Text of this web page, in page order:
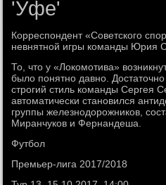
'Уфе'
Корреспондент «Советского
невнятной игры команды Юрия
То, что у «Локомотива»
было понятно давно.
строгий стиль команды Сергея
автоматически становился
группы железнодорожников,
Миранчуков и Фернандеша.
Футбол
Премьер-лига 2017/2018